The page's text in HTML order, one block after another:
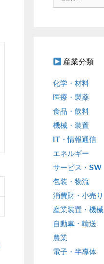
産業分類
化学・材料
医療・製薬
食品・飲料
機械・装置
IT・情報通信
エネルギー
サービス・SW
包装・物流
消費財・小売り
産業装置・機械
自動車・輸送
農業
電子・半導体